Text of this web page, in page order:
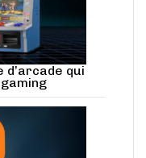
d’arcade qui